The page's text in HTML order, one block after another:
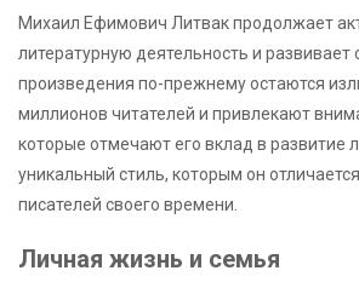
Михаил Ефимович Литвак продолжает
литературную деятельность и развивает
произведения по-прежнему остаются
миллионов читателей и привлекают
которые отмечают его вклад в развитие
уникальный стиль, которым он
писателей своего времени.
Личная жизнь и семья